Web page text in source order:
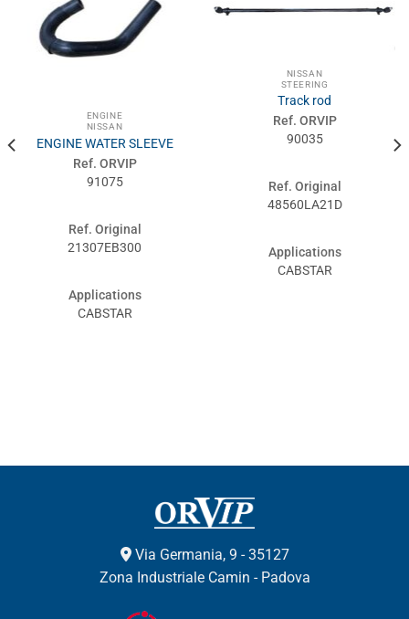
ENGINE
NISSAN
ENGINE WATER SLEEVE
Ref. ORVIP
91075
Ref. Original
21307EB300
Applications
CABSTAR
NISSAN
STEERING
Track rod
Ref. ORVIP
90035
Ref. Original
48560LA21D
Applications
CABSTAR
Via Germania, 9 - 35127
Zona Industriale Camin - Padova